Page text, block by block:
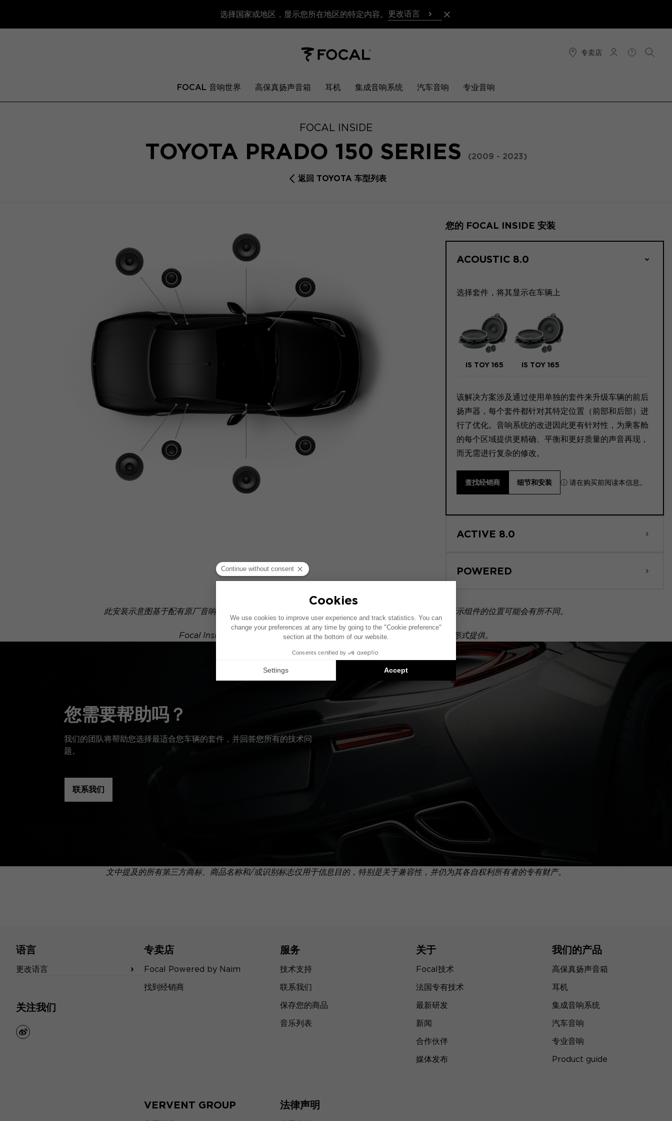
选择国家或地区，显示您所在地区的特定内容。 更改语言
专卖店
连接 帮助 搜索
FOCAL 音响世界 高保真扬声音箱 耳机 集成音响系统 汽车音响 专业音响
FOCAL INSIDE
TOYOTA PRADO 150 SERIES (2009 - 2023)
返回 TOYOTA 车型列表
您的 FOCAL INSIDE 安装
ACOUSTIC 8.0
选择套件，将其显示在车辆上
IS TOY 165 IS TOY 165
该解决方案涉及通过使用单独的套件来升级车辆的前后
扬声器，每个套件都针对其特定位置（前部和后部）进
行了优化。音响系统的改进因此更有针对性，为乘客舱
的每个区域提供更精确、平衡和更好质量的声音再现，
而无需进行复杂的修改。
查找经销商 细节和安装 ⓘ 请在购买前阅读本信息。
ACTIVE 8.0
POWERED
此安装示意图基于配有原厂音响系统的车辆绘制。如果您的车辆配有特定的高保真选装配置，图中所示组件的位置可能会有所不同。
Focal Inside 安装方案是兼容产品的推荐：每个组件均单独销售，并非以套装形式提供。
您需要帮助吗？
我们的团队将帮助您选择最适合您车辆的套件，并回答您所有的技术问
题。
联系我们
文中提及的所有第三方商标、商品名称和/或识别标志仅用于信息目的，特别是关于兼容性，并仍为其各自权利所有者的专有财产。
语言
更改语言
关注我们
weibo
专卖店
Focal Powered by Naim
找到经销商
服务
技术支持
联系我们
保存您的商品
音乐列表
关于
Focal技术
法国专有技术
最新研发
新闻
合作伙伴
媒体发布
我们的产品
高保真扬声音箱
耳机
集成音响系统
汽车音响
专业音响
Product guide
VERVENT GROUP 法律声明